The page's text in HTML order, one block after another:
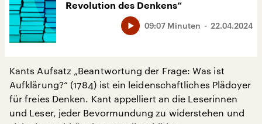
Revolution des Denkens“
22.04.2024
09:07 Minuten
Kants Aufsatz „Beantwortung der Frage: Was ist
Aufklärung?“ (1784) ist ein leidenschaftliches Plädoyer
für freies Denken. Kant appelliert an die Leserinnen
und Leser, jeder Bevormundung zu widerstehen und